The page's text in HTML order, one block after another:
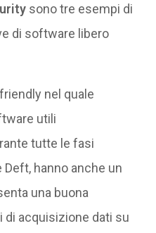
sono tre esempi di
di software libero
nel quale
utili
tutte le fasi
Deft, hanno anche un
una buona
acquisizione dati su